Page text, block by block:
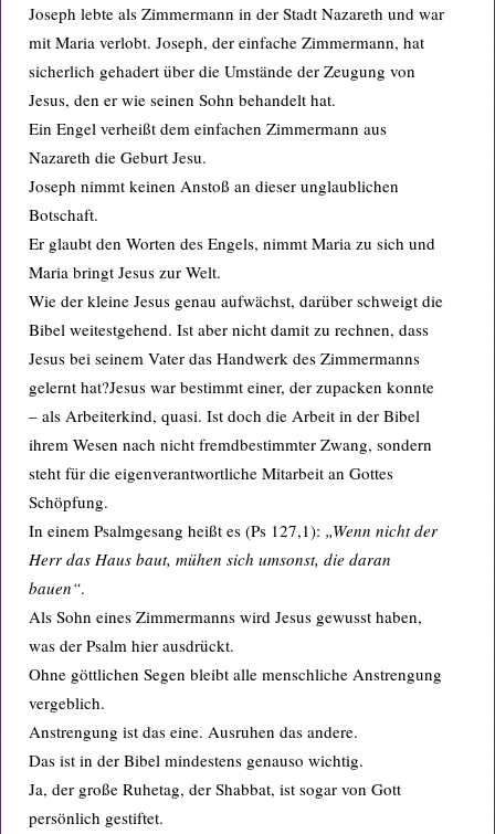
Joseph lebte als Zimmermann in der Stadt Nazareth und war
mit Maria verlobt. Joseph, der einfache Zimmermann, hat
sicherlich gehadert über die Umstände der Zeugung von
Jesus, den er wie seinen Sohn behandelt hat.
Ein Engel verheißt dem einfachen Zimmermann aus
Nazareth die Geburt Jesu.
Joseph nimmt keinen Anstoß an dieser unglaublichen
Botschaft.
Er glaubt den Worten des Engels, nimmt Maria zu sich und
Maria bringt Jesus zur Welt.
Wie der kleine Jesus genau aufwächst, darüber schweigt die
Bibel weitestgehend. Ist aber nicht damit zu rechnen, dass
Jesus bei seinem Vater das Handwerk des Zimmermanns
gelernt hat?Jesus war bestimmt einer, der zupacken konnte
– als Arbeiterkind, quasi. Ist doch die Arbeit in der Bibel
ihrem Wesen nach nicht fremdbestimmter Zwang, sondern
steht für die eigenverantwortliche Mitarbeit an Gottes
Schöpfung.
In einem Psalmgesang heißt es (Ps 127,1): „Wenn nicht der
Herr das Haus baut, mühen sich umsonst, die daran
bauen“.
Als Sohn eines Zimmermanns wird Jesus gewusst haben,
was der Psalm hier ausdrückt.
Ohne göttlichen Segen bleibt alle menschliche Anstrengung
vergeblich.
Anstrengung ist das eine. Ausruhen das andere.
Das ist in der Bibel mindestens genauso wichtig.
Ja, der große Ruhetag, der Shabbat, ist sogar von Gott
persönlich gestiftet.